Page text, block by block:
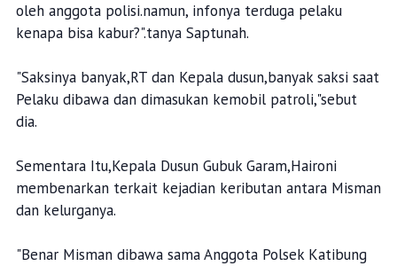
oleh anggota polisi.namun, infonya terduga pelaku
kenapa bisa kabur?".tanya Saptunah.
"Saksinya banyak,RT dan Kepala dusun,banyak saksi saat
Pelaku dibawa dan dimasukan kemobil patroli,"sebut
dia.
Sementara Itu,Kepala Dusun Gubuk Garam,Haironi
membenarkan terkait kejadian keributan antara Misman
dan kelurganya.
"Benar Misman dibawa sama Anggota Polsek Katibung